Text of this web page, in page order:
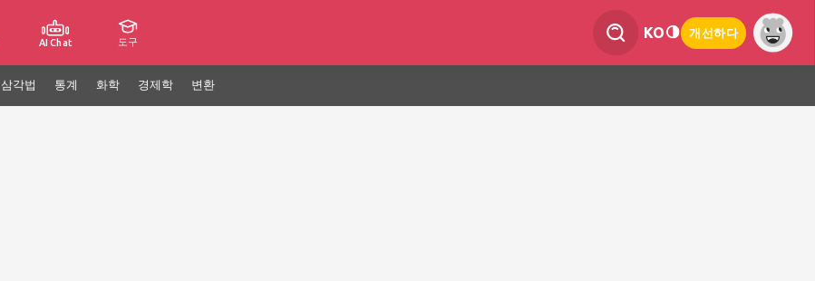
AI Chat 도구
KO 개선하다
삼각법 통계 화학 경제학 변환